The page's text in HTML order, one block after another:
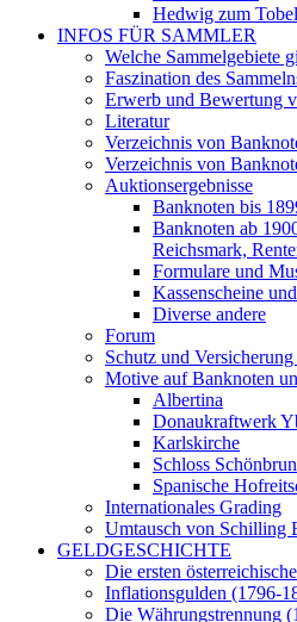
Hedwig zum Tobel
INFOS FÜR SAMMLER
Welche Sammelgebiete
Faszination des
Erwerb und Bewertung
Literatur
Verzeichnis von
Verzeichnis von
Auktionsergebnisse
Banknoten bis
Banknoten ab
Reichsmark,
Formulare und
Kassenscheine
Diverse andere
Forum
Schutz und
Motive auf Banknoten
Albertina
Donaukraftwerk
Karlskirche
Schloss
Spanische
Internationales Grading
Umtausch von Schilling
GELDGESCHICHTE
Die ersten
Inflationsgulden (1796-
Die Währungstrennung